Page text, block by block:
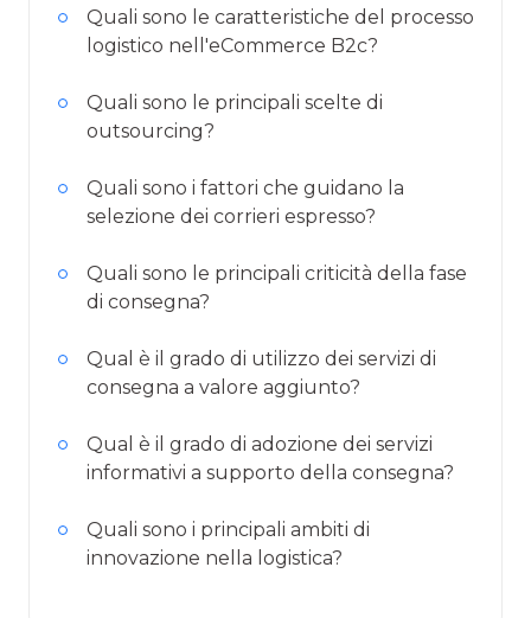
Quali sono le caratteristiche del processo
logistico nell'eCommerce B2c?
Quali sono le principali scelte di
outsourcing?
Quali sono i fattori che guidano la
selezione dei corrieri espresso?
Quali sono le principali criticità della fase
di consegna?
Qual è il grado di utilizzo dei servizi di
consegna a valore aggiunto?
Qual è il grado di adozione dei servizi
informativi a supporto della consegna?
Quali sono i principali ambiti di
innovazione nella logistica?